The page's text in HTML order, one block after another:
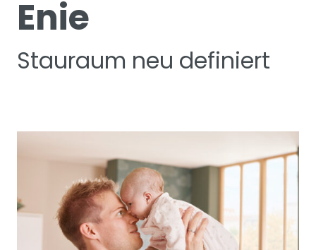
Enie
Stauraum neu definiert